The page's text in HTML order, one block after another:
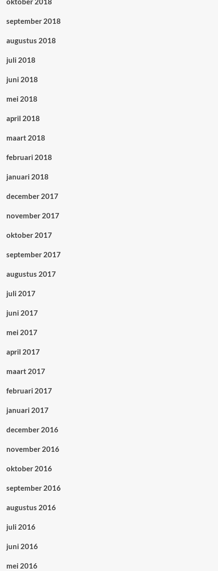
september 2018
augustus 2018
juli 2018
juni 2018
mei 2018
april 2018
maart 2018
februari 2018
januari 2018
december 2017
november 2017
oktober 2017
september 2017
augustus 2017
juli 2017
juni 2017
mei 2017
april 2017
maart 2017
februari 2017
januari 2017
december 2016
november 2016
oktober 2016
september 2016
augustus 2016
juli 2016
juni 2016
mei 2016